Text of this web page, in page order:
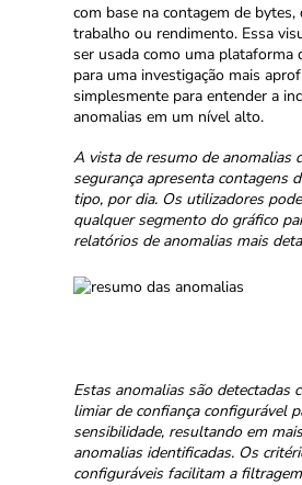
com base na contagem de bytes,
trabalho ou rendimento. Essa
ser usada como uma plataforma
para uma investigação mais
simplesmente para entender a
anomalias em um nível alto.
A vista de resumo de anomalias
segurança apresenta contagens
tipo, por dia. Os utilizadores
qualquer segmento do gráfico
relatórios de anomalias mais
Estas anomalias são detectadas
limiar de confiança configurável
sensibilidade, resultando em
anomalias identificadas. Os
configuráveis facilitam a